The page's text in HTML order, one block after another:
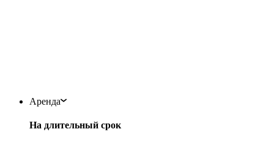
Аренда
На длительный срок